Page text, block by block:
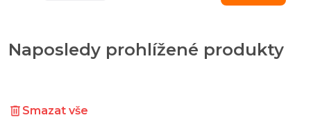
Naposledy prohlížené produkty
Smazat vše